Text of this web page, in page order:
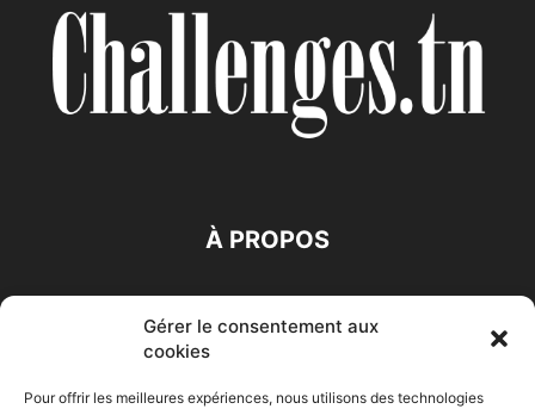
Gérer le consentement aux
cookies
Pour offrir les meilleures expériences, nous utilisons des technologies
À PROPOS